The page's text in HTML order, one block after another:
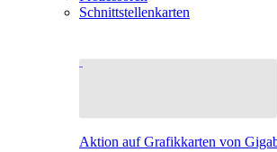
Schnittstellenkarten
Aktion auf Grafikkarten von